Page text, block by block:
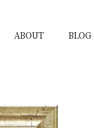
ABOUT BLOG